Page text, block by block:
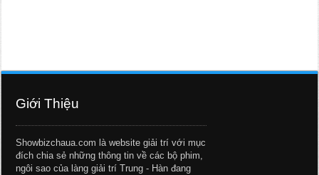
Giới Thiệu
Showbizchaua.com là website giải trí với mục
đích chia sẻ những thông tin về các bộ phim,
ngôi sao của làng giải trí Trung - Hàn đang